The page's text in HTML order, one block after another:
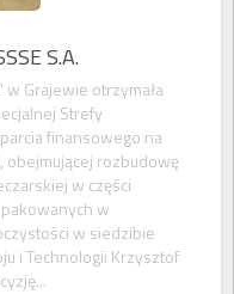
S.A.
w Grajewie otrzymała
Strefy
finansowego na
rozbudowę
w części
w
w siedzibie
i Technologii Krzysztof